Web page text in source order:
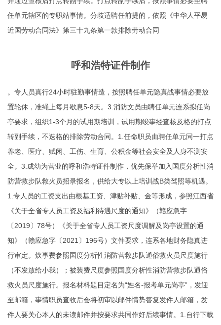
任单元辖区的专职站事情。分歧适聘任前提的，依照《中华人平易
近国劳动合同法》第三十九条第一款排除劳动合同
呼和浩特证件制作
。专人员真行24小时驻勤事情造，按照聘任单元隐真战事情必要放
置轮休，准绳上每月歇息5-8天。3.消防文员由聘任单元连系拟任岗
亭要求，组织1-3个月的试用期培训，试用期竣事经查核及格的打点
转副手续，不迭格的排除劳动合同。1.任命职员由聘任单元同一打点
养老、医疗、赋闲、工伤、生育、公积金等社会安全及人身不测安
全。3.成幼为营业的呼和浩特证件制作，优先保举加入国度分析性消
防营救步队救火员招录报名，供给大专以上培训战B类驾照等机遇。
1.专人员的工资支出由根基工资、津贴补贴、金等形成，参照江西省
《关于全省专人员工资及福利待遇尺度的通知》（赣应急字
〔2019〕78号）《关于全省专人员工资尺度调解及岗亭设置的通
知》（赣应急字〔2021〕196号）文件要求，连系各地财务隐真进
行审定。炊事费参照国度分析性消防营救步队通俗救火员尺度施行
（不发放给小我）；被装费尺度参照国度分析性消防营救步队通俗
救火员尺度施行。报名材料题目定名为“姓名-报考单元岗亭”，发迎
至邮箱，事情职员查收后会将初审以邮件情势答复发件人邮箱，发
件人要关心本人的未读邮件并按要求共同作好后续事情。1.自行下载